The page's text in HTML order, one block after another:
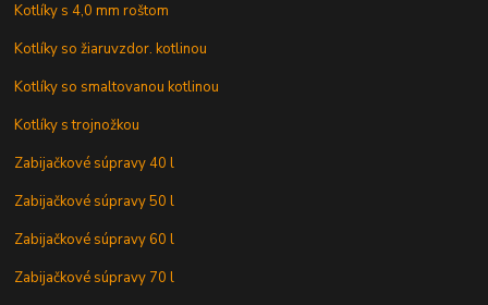
Kotlíky s 4,0 mm roštom
Kotlíky so žiaruvzdor. kotlinou
Kotlíky so smaltovanou kotlinou
Kotlíky s trojnožkou
Zabijačkové súpravy 40 l
Zabijačkové súpravy 50 l
Zabijačkové súpravy 60 l
Zabijačkové súpravy 70 l